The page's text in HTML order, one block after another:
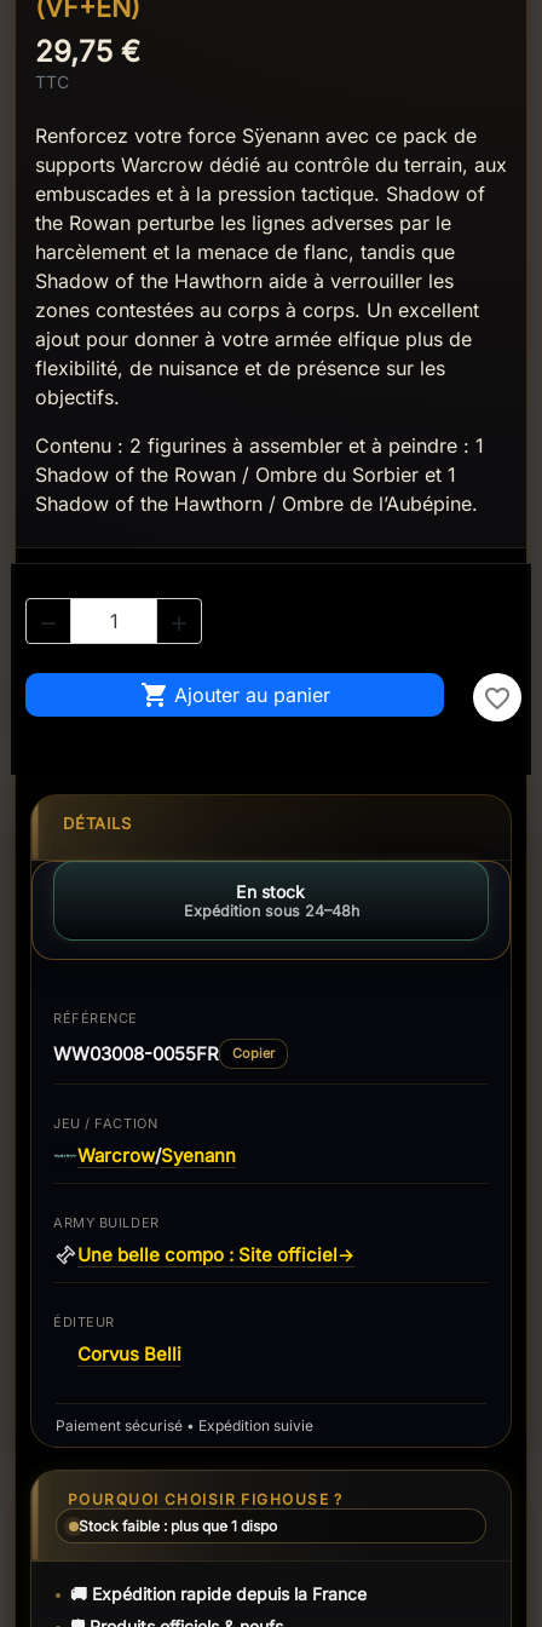
(VF+EN)
29,75 €
TTC
Renforcez votre force Sÿenann avec ce pack de
supports Warcrow dédié au contrôle du terrain, aux
embuscades et à la pression tactique. Shadow of
the Rowan perturbe les lignes adverses par le
harcèlement et la menace de flanc, tandis que
Shadow of the Hawthorn aide à verrouiller les
zones contestées au corps à corps. Un excellent
ajout pour donner à votre armée elfique plus de
flexibilité, de nuisance et de présence sur les
objectifs.
Contenu : 2 figurines à assembler et à peindre : 1
Shadow of the Rowan / Ombre du Sorbier et 1
Shadow of the Hawthorn / Ombre de l’Aubépine.
 
 Ajouter au panier favorite_border
DÉTAILS
En stock
Expédition sous 24–48h
RÉFÉRENCE
WW03008-0055FR Copier
JEU / FACTION
Warcrow/Syenann
ARMY BUILDER
Une belle compo : Site officiel→
ÉDITEUR
Corvus Belli
Paiement sécurisé • Expédition suivie
POURQUOI CHOISIR FIGHOUSE ?
Stock faible : plus que 1 dispo
🚚 Expédition rapide depuis la France